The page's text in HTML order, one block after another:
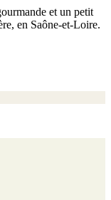
et un petit
en Saône-et-Loire.